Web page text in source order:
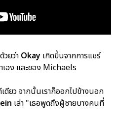
วยว่า Okay เกิดขึ้นจากการแชร์
อง และของ Michaels
ดียว จากนั้นเราก็ออกไปข้างนอก
เล่า "เธอพูดถึงผู้ชายบางคนที่